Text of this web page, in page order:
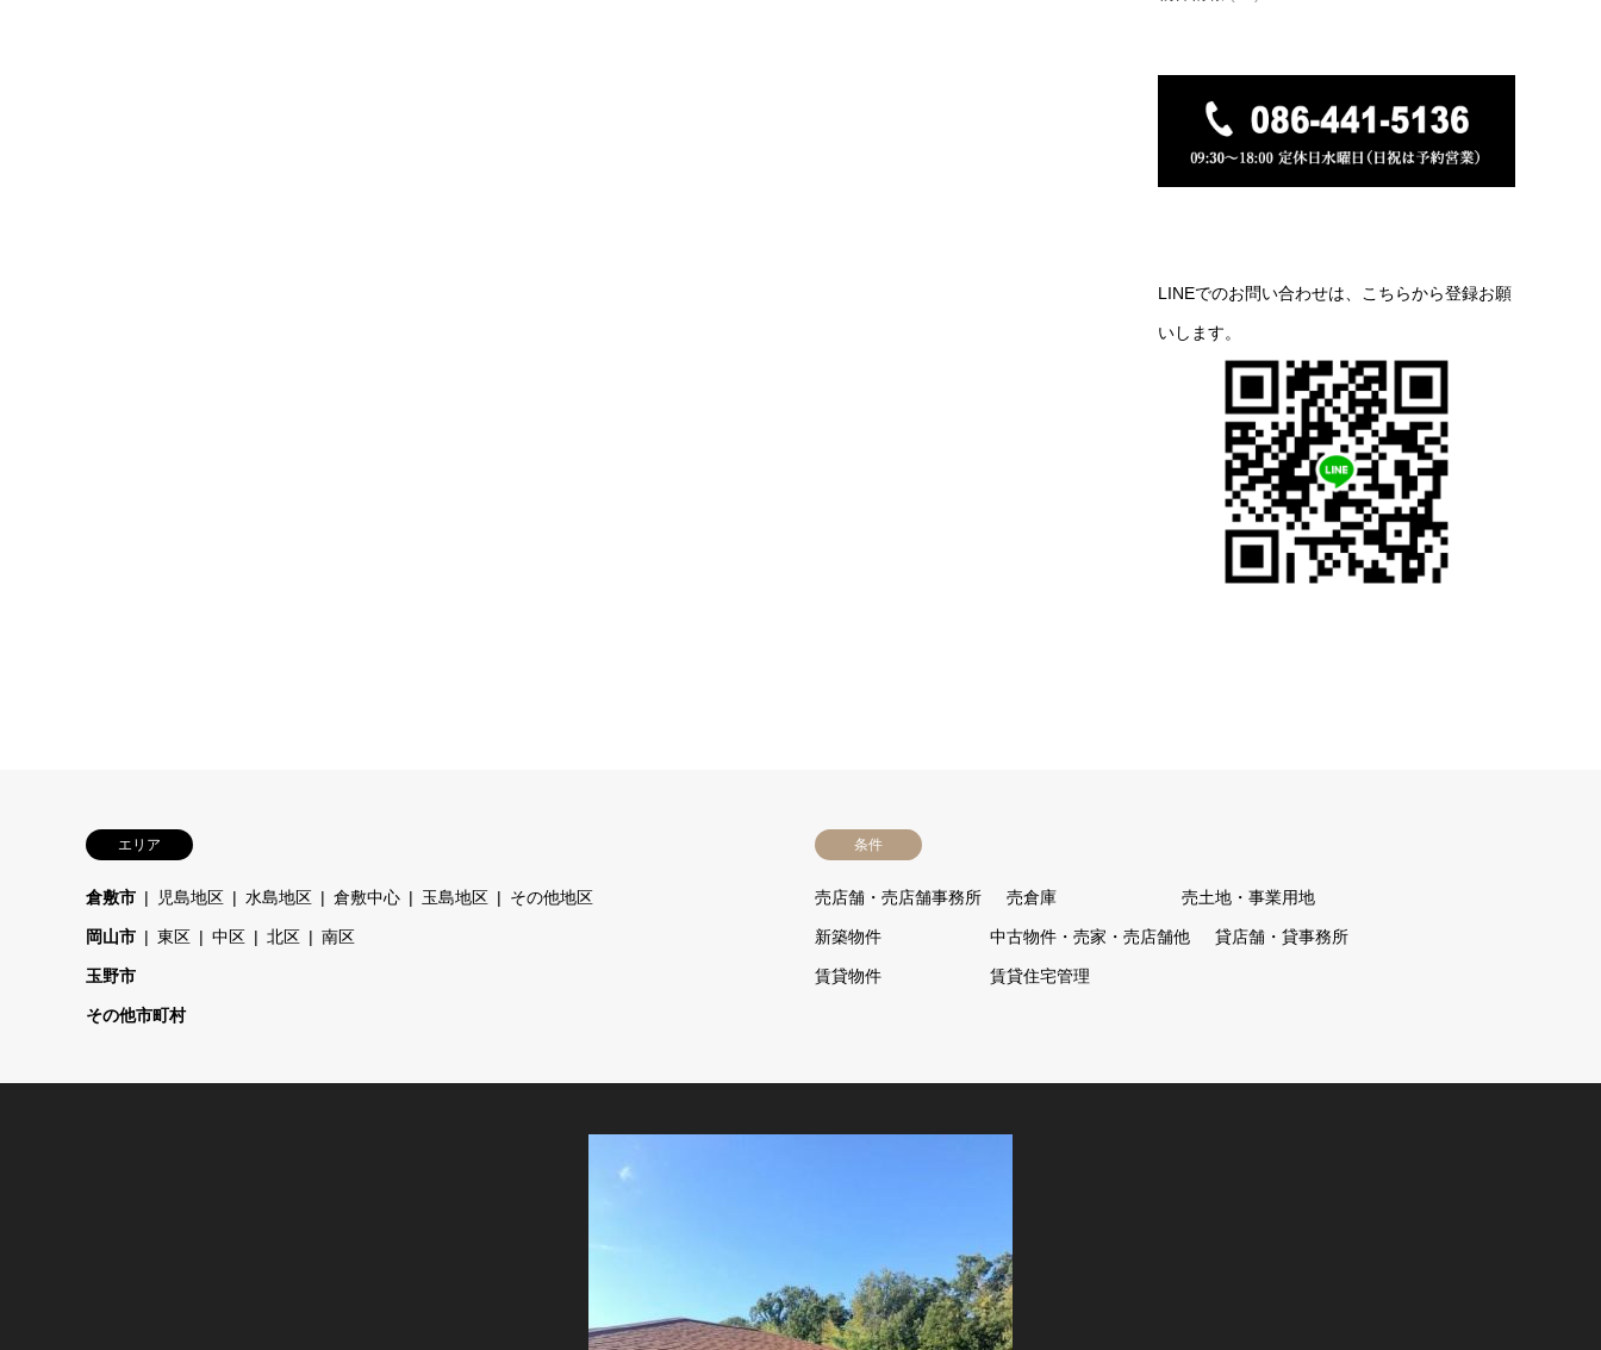
LINEでのお問い合わせは、こちらから登録お願
いします。
エリア
倉敷市 児島地区 水島地区 倉敷中心 玉島地区 その他地区
岡山市 東区 中区 北区 南区
玉野市
その他市町村
条件
売店舗・売店舗事務所 売倉庫 売土地・事業用地
新築物件 中古物件・売家・売店舗他 貸店舗・貸事務所
賃貸物件 賃貸住宅管理